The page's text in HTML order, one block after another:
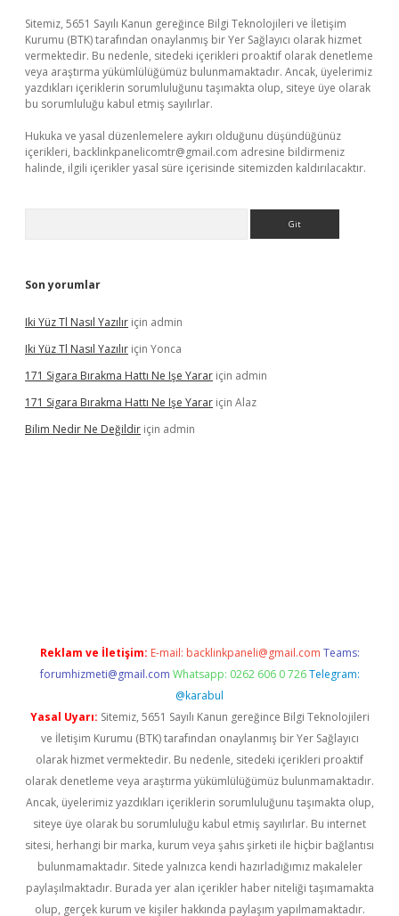
Sitemiz, 5651 Sayılı Kanun gereğince Bilgi Teknolojileri ve İletişim
Kurumu (BTK) tarafından onaylanmış bir Yer Sağlayıcı olarak hizmet
vermektedir. Bu nedenle, sitedeki içerikleri proaktif olarak denetleme
veya araştırma yükümlülüğümüz bulunmamaktadır. Ancak, üyelerimiz
yazdıkları içeriklerin sorumluluğunu taşımakta olup, siteye üye olarak
bu sorumluluğu kabul etmiş sayılırlar.
Hukuka ve yasal düzenlemelere aykırı olduğunu düşündüğünüz
içerikleri, backlinkpanelicomtr@gmail.com adresine bildirmeniz
halinde, ilgili içerikler yasal süre içerisinde sitemizden kaldırılacaktır.
Son yorumlar
Iki Yüz Tl Nasıl Yazılır için admin
Iki Yüz Tl Nasıl Yazılır için Yonca
171 Sigara Bırakma Hattı Ne Işe Yarar için admin
171 Sigara Bırakma Hattı Ne Işe Yarar için Alaz
Bilim Nedir Ne Değildir için admin
Reklam ve İletişim: E-mail: backlinkpaneli@gmail.com Teams:
forumhizmeti@gmail.com Whatsapp: 0262 606 0 726 Telegram:
@karabul
Yasal Uyarı: Sitemiz, 5651 Sayılı Kanun gereğince Bilgi Teknolojileri
ve İletişim Kurumu (BTK) tarafından onaylanmış bir Yer Sağlayıcı
olarak hizmet vermektedir. Bu nedenle, sitedeki içerikleri proaktif
olarak denetleme veya araştırma yükümlülüğümüz bulunmamaktadır.
Ancak, üyelerimiz yazdıkları içeriklerin sorumluluğunu taşımakta olup,
siteye üye olarak bu sorumluluğu kabul etmiş sayılırlar. Bu internet
sitesi, herhangi bir marka, kurum veya şahıs şirketi ile hiçbir bağlantısı
bulunmamaktadır. Sitede yalnızca kendi hazırladığımız makaleler
paylaşılmaktadır. Burada yer alan içerikler haber niteliği taşımamakta
olup, gerçek kurum ve kişiler hakkında paylaşım yapılmamaktadır.